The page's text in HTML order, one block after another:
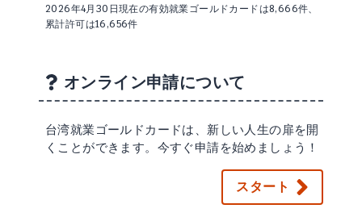
2026年4月30日現在の有効就業ゴールドカードは8,666件、
累計許可は16,656件
オンライン申請について
台湾就業ゴールドカードは、新しい人生の扉を開
くことができます。今すぐ申請を始めましょう！
スタート